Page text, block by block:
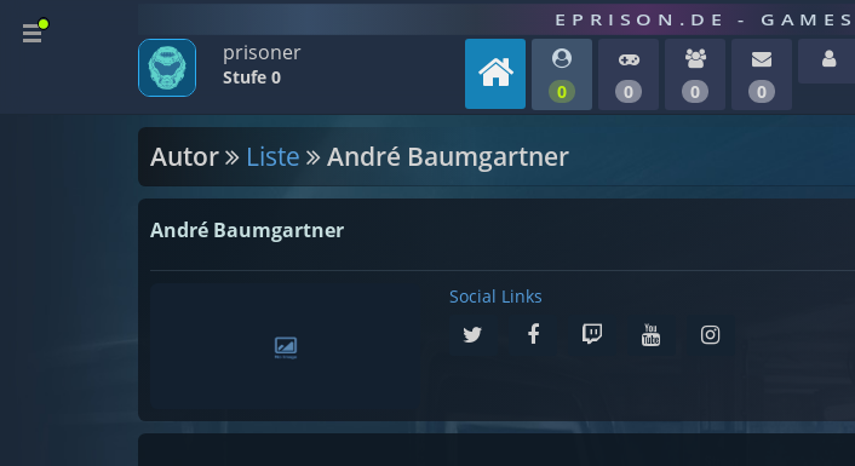
EPRISON.DE -
prisoner
Stufe 0
0 0 0 0
Autor Liste André Baumgartner
André Baumgartner
Social Links